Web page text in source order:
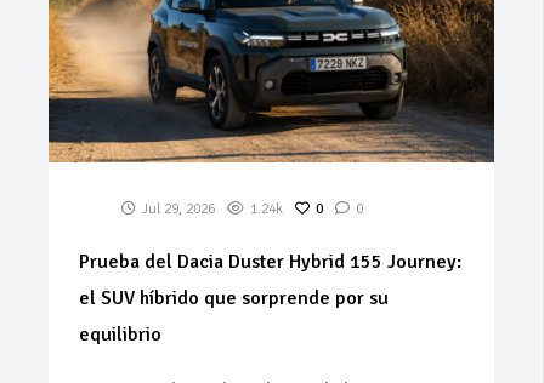
Jul 29, 2026 1.24k 0 0
Prueba del Dacia Duster Hybrid 155 Journey:
el SUV híbrido que sorprende por su
equilibrio